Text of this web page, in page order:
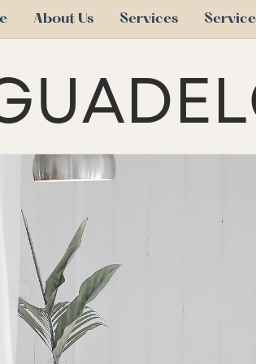
About Us Services